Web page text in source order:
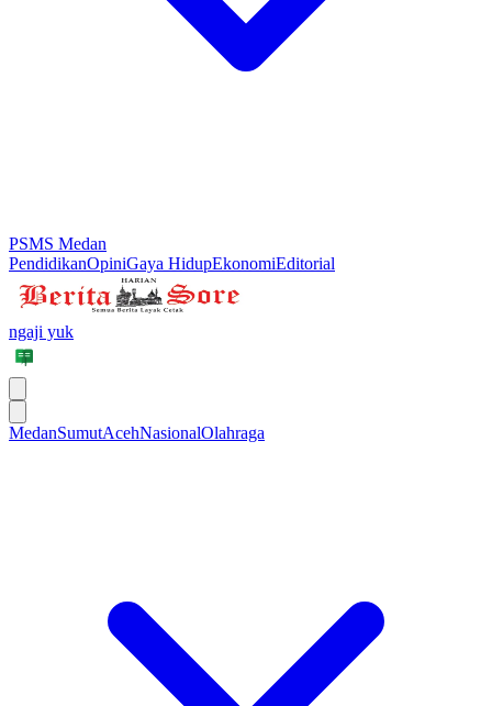
PSMS Medan
PendidikanOpiniGaya HidupEkonomiEditorial
ngaji yuk
MedanSumutAcehNasionalOlahraga